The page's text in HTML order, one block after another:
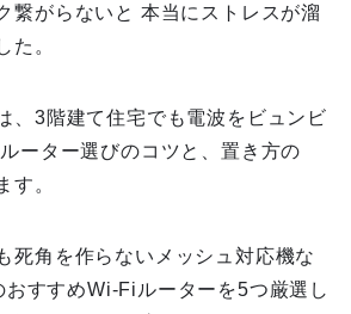
繋がらないと 本当にストレスが溜
た。
、3階建て住宅でも電波をビュンビ
ーター選びのコツと、置き方の
す。
死角を作らないメッシュ対応機な
すすめWi-Fiルーターを5つ厳選し